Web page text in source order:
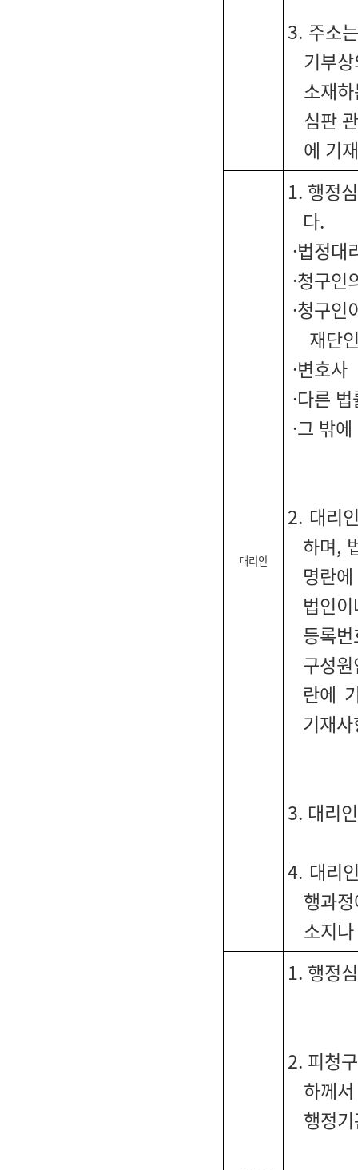
3. 주소
기부
소재
심판
에 기
대리인
1. 행정
다.
·법정대
·청구
·청구
재단
·변호사
·다른
·그 밖
2. 대리
하며,
명란
법인
등록
구성
란에
기재
3. 대리
4. 대리
행과
소지
1. 행정
2. 피청
하께
행정